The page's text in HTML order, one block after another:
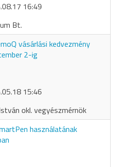
16:49
Bt.
vásárlási kedvezmény
2-ig
15:46
okl. vegyészmérnök
használatának